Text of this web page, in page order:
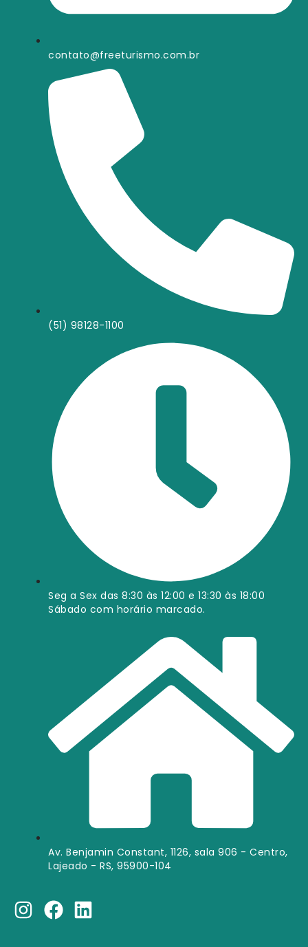
contato@freeturismo.com.br
(51) 98128-1100
Seg a Sex das 8:30 às 12:00 e 13:30 às 18:00
Sábado com horário marcado.
Av. Benjamin Constant, 1126, sala 906 - Centro,
Lajeado - RS, 95900-104